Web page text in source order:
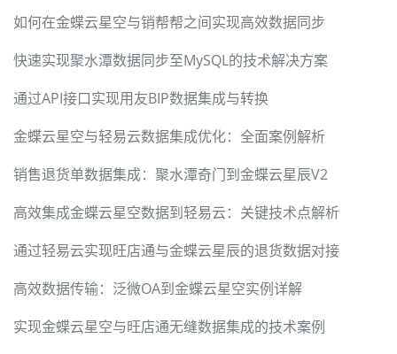
如何在金蝶云星空与销帮帮之间实现高效数据同步
快速实现聚水潭数据同步至MySQL的技术解决方案
通过API接口实现用友BIP数据集成与转换
金蝶云星空与轻易云数据集成优化：全面案例解析
销售退货单数据集成：聚水潭奇门到金蝶云星辰V2
高效集成金蝶云星空数据到轻易云：关键技术点解析
通过轻易云实现旺店通与金蝶云星辰的退货数据对接
高效数据传输：泛微OA到金蝶云星空实例详解
实现金蝶云星空与旺店通无缝数据集成的技术案例